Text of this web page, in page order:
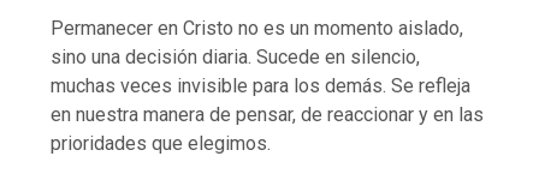
Permanecer en Cristo no es un momento aislado,
sino una decisión diaria. Sucede en silencio,
muchas veces invisible para los demás. Se refleja
en nuestra manera de pensar, de reaccionar y en las
prioridades que elegimos.